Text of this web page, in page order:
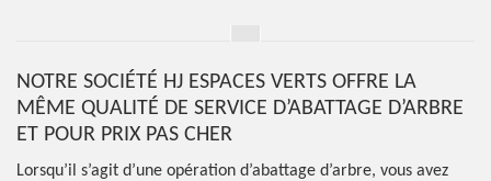
NOTRE SOCIÉTÉ HJ ESPACES VERTS OFFRE LA
MÊME QUALITÉ DE SERVICE D’ABATTAGE D’ARBRE
ET POUR PRIX PAS CHER
Lorsqu’il s’agit d’une opération d’abattage d’arbre, vous avez